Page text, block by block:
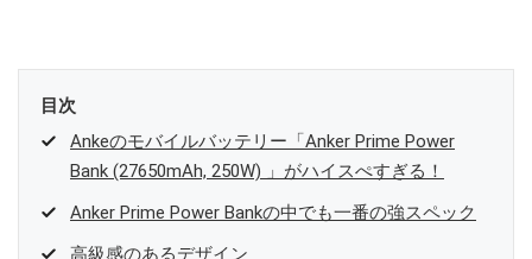
目次
Ankeのモバイルバッテリー「Anker Prime Power
Bank (27650mAh, 250W) 」がハイスぺすぎる！
Anker Prime Power Bankの中でも一番の強スペック
高級感のあるデザイン